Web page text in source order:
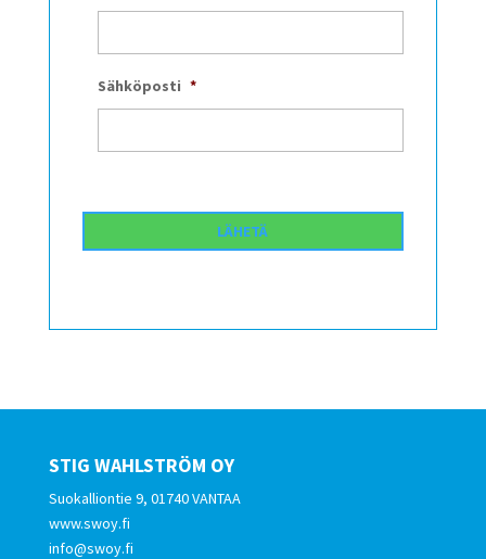
Sähköposti *
STIG WAHLSTRÖM OY
Suokalliontie 9, 01740 VANTAA
www.swoy.fi
info@swoy.fi